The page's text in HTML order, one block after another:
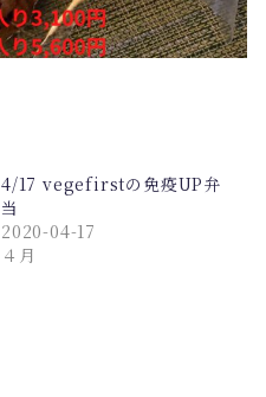
4/17 vegefirstの免疫UP弁
当
2020-04-17
４月